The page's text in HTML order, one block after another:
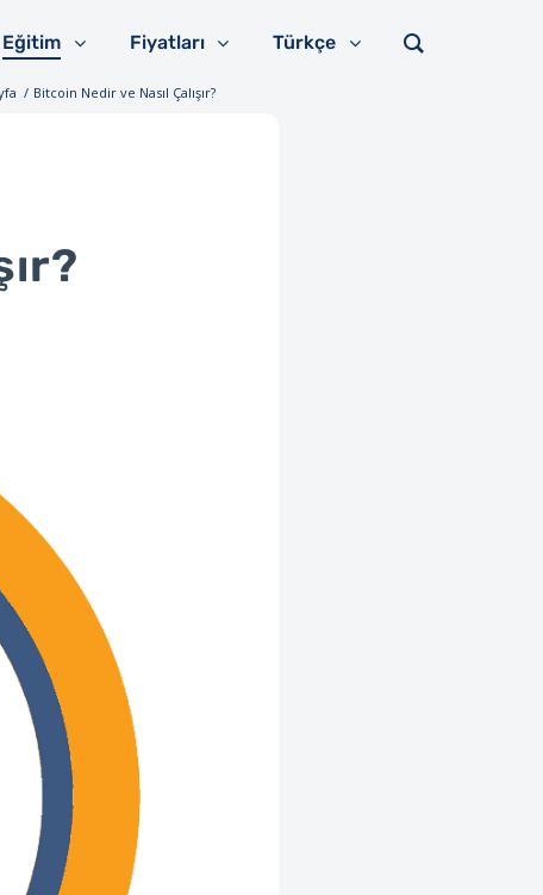
Eğitim Fiyatları Türkçe
/ Bitcoin Nedir ve Nasıl Çalışır?